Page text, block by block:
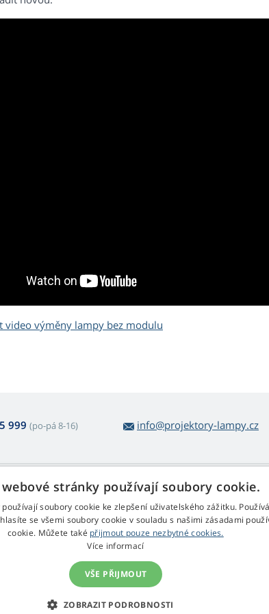
video výměny lampy bez modulu
999 (po-pá 8-16) info@projektory-lampy.cz
lamp
odstoupení
Web Retail s.r.o.
Kontakt
Zpracování osobních údajů
© 2009 - 2026 Web Retail s.r.o., Projektory-Lampy.cz
stránky používají soubory cookie.
soubory cookie ke zlepšení uživatelského zážitku.
se všemi soubory cookie v souladu s našimi zásadami
cookie. Můžete také přijmout pouze nezbytné cookies.
Více informací
VŠE PŘIJMOUT
ZOBRAZIT PODROBNOSTI